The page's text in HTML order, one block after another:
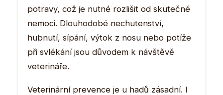
potravy, což je nutné rozlišit od skutečné
nemoci. Dlouhodobé nechutenství,
hubnutí, sípání, výtok z nosu nebo potíže
při svlékání jsou důvodem k návštěvě
veterináře.
Veterinární prevence je u hadů zásadní. I